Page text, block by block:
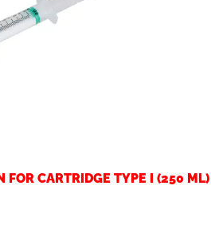
FOR CARTRIDGE TYPE I (250 ML)